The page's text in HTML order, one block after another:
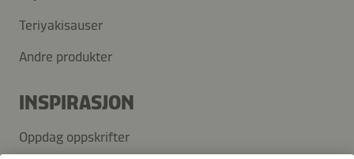
Teriyakisauser
Andre produkter
INSPIRASJON
Oppdag oppskrifter